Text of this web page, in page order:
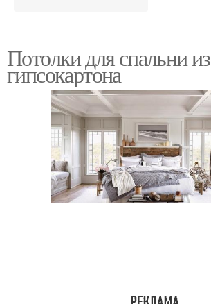
Потолки для спальни из
гипсокартона